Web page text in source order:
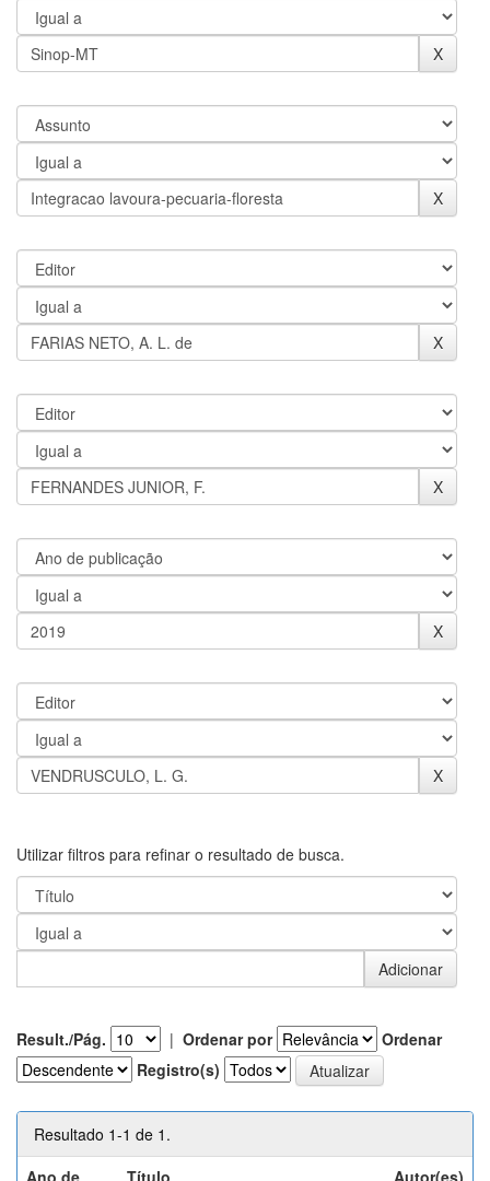
Utilizar filtros para refinar o resultado de busca.
Result./Pág. | Ordenar por
Ordenar
Registro(s)
Resultado 1-1 de 1.
Ano de
Título Autor(es)